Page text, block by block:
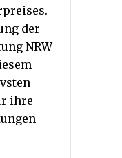
der
NRW
ihre